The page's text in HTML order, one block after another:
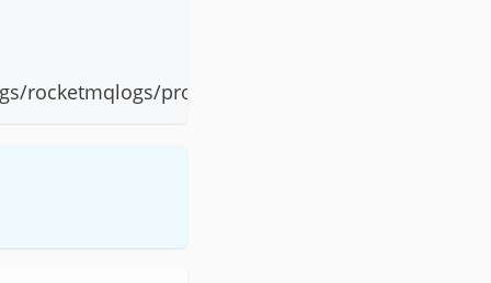
rocketmqlogs/proxy.log"